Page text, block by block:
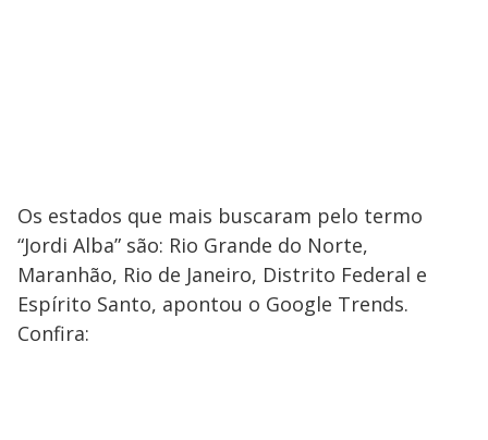
Os estados que mais buscaram pelo termo
“Jordi Alba” são: Rio Grande do Norte,
Maranhão, Rio de Janeiro, Distrito Federal e
Espírito Santo, apontou o Google Trends.
Confira: